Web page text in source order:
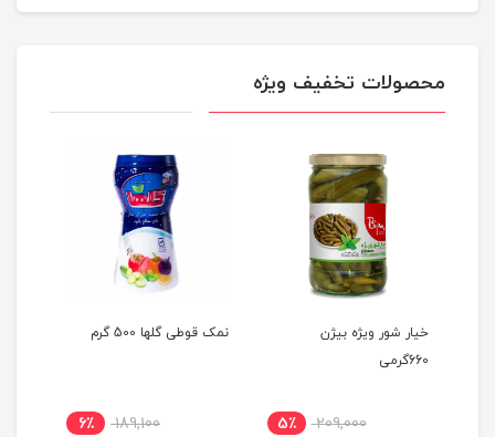
محصولات تخفیف ویژه
خیار شور ویژه بیژن
660گرمی
209,000 5٪
نمک قوطی گلها 500 گرم
189,100 6٪